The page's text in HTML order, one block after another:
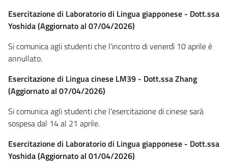
Esercitazione di Laboratorio di Lingua giapponese - Dott.ssa
Yoshida (Aggiornato al 07/04/2026)
Si comunica agli studenti che l'incontro di venerdì 10 aprile è
annullato.
Esercitazione di Lingua cinese LM39 - Dott.ssa Zhang
(Aggiornato al 07/04/2026)
Si comunica agli studenti che l'esercitazione di cinese sarà
sospesa dal 14 al 21 aprile.
Esercitazione di Laboratorio di Lingua giapponese - Dott.ssa
Yoshida (Aggiornato al 01/04/2026)